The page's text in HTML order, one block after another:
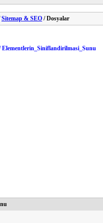
Sitemap & SEO / Dosyalar
Elementlerin_Siniflandirilmasi_Sunu